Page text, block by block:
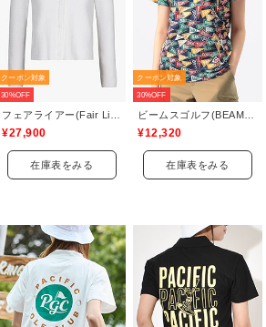
クーポン対象
30%OFF
¥27,900
在庫表をみる
クーポン対象
30%OFF
¥12,320
在庫表をみる